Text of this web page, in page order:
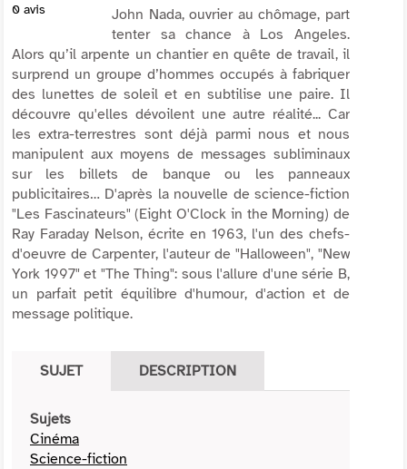
0 avis
John Nada, ouvrier au chômage, part
tenter sa chance à Los Angeles.
Alors qu’il arpente un chantier en quête de travail, il
surprend un groupe d’hommes occupés à fabriquer
des lunettes de soleil et en subtilise une paire. Il
découvre qu'elles dévoilent une autre réalité... Car
les extra-terrestres sont déjà parmi nous et nous
manipulent aux moyens de messages subliminaux
sur les billets de banque ou les panneaux
publicitaires… D'après la nouvelle de science-fiction
"Les Fascinateurs" (Eight O'Clock in the Morning) de
Ray Faraday Nelson, écrite en 1963, l'un des chefs-
d'oeuvre de Carpenter, l'auteur de "Halloween", "New
York 1997" et "The Thing": sous l'allure d'une série B,
un parfait petit équilibre d'humour, d'action et de
message politique.
SUJET DESCRIPTION
Sujets
Cinéma
Science-fiction